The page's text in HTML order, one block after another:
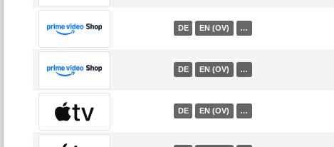
DE EN (OV) …
DE EN (OV) …
DE EN (OV) …